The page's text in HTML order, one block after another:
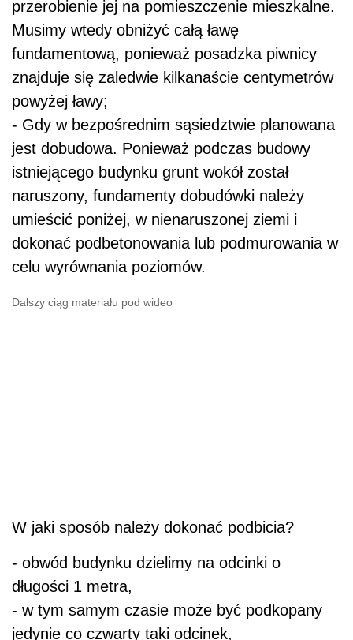
przerobienie jej na pomieszczenie mieszkalne.
Musimy wtedy obniżyć całą ławę
fundamentową, ponieważ posadzka piwnicy
znajduje się zaledwie kilkanaście centymetrów
powyżej ławy;
- Gdy w bezpośrednim sąsiedztwie planowana
jest dobudowa. Ponieważ podczas budowy
istniejącego budynku grunt wokół został
naruszony, fundamenty dobudówki należy
umieścić poniżej, w nienaruszonej ziemi i
dokonać podbetonowania lub podmurowania w
celu wyrównania poziomów.
Dalszy ciąg materiału pod wideo
W jaki sposób należy dokonać podbicia?
- obwód budynku dzielimy na odcinki o
długości 1 metra,
- w tym samym czasie może być podkopany
jedynie co czwarty taki odcinek,